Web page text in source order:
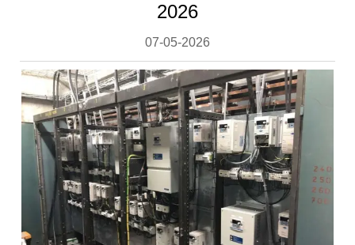
2026
07-05-2026